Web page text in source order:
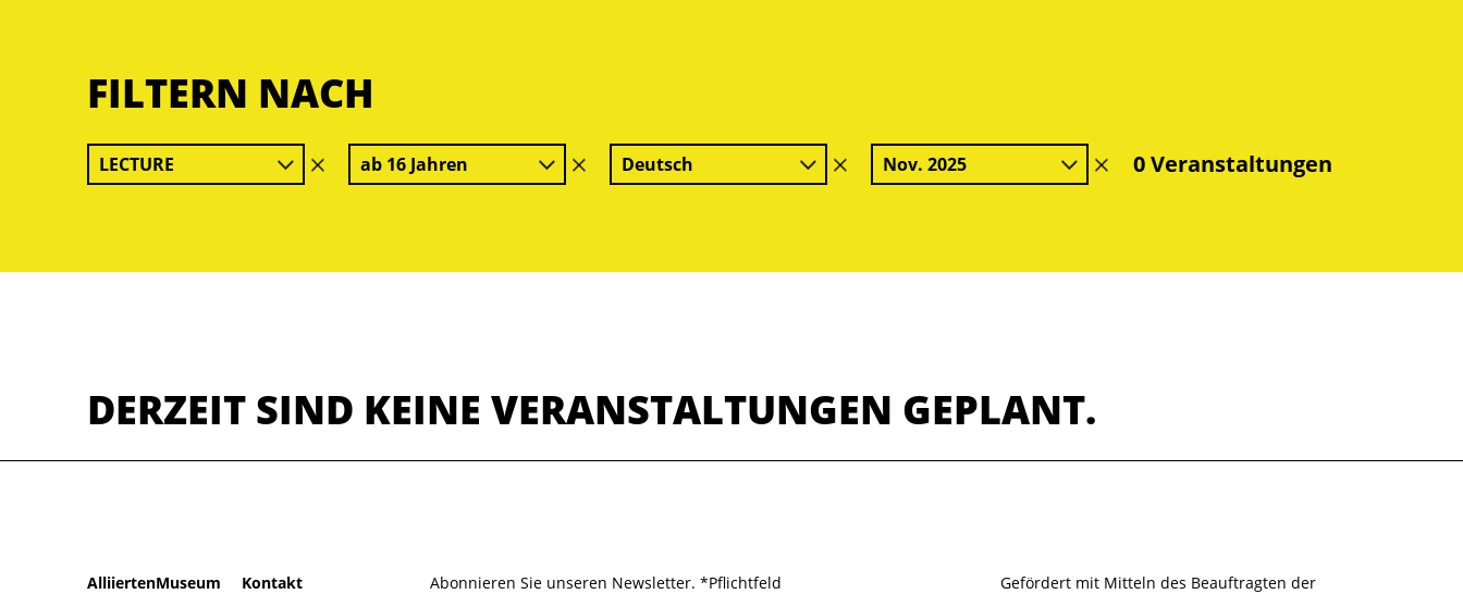
FILTERN NACH
LECTURE
Filter
löschen
ab 16 Jahren
Filter
löschen
Deutsch
Filter
löschen
Nov. 2025
Filter0 Veranstaltungen
DERZEIT SIND KEINE VERANSTALTUNGEN GEPLANT.
AlliiertenMuseum
Kontakt
Abonnieren Sie unseren Newsletter. *Pflichtfeld
Gefördert mit Mitteln des Beauftragten der